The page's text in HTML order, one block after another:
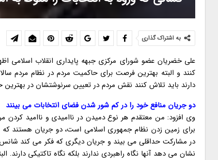
به اشتراک گذاری
علی خضریان عضو شورای مرکزی جبهه پایداری انقلاب اسلامی
کنند و البته بهترین فرصت برای حاکمیت مردم در نظام مردم
دارند باید تلاش کنند نقش مردم در تعیین سرنوشتشان در بهترین
دو جریان منافع خود را در کم شور شدن فضای انتخابات می بینند
وی افزود: من معتقدم هر نوع دمیدن در ناامیدی و ناامید
برای زمین زدن نظام جمهوری اسلامی است، دو جریان هستند
در مشارکت حداقلی می بیند و جریان دیگری که فکر می کند
نشان می دهد آنها نگاه راهبردی ندارند بلکه نگاه تاکتیکی دارند.